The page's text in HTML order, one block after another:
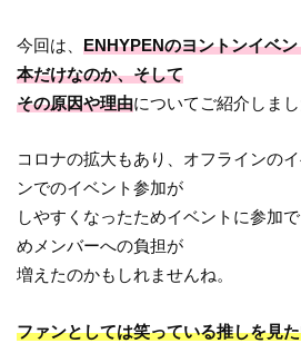
今回は、ENHYPENのヨントンイベ
本だけなのか、そして
その原因や理由についてご紹介しまし
コロナの拡大もあり、オフラインの
ンでのイベント参加が
しやすくなったためイベントに参加
めメンバーへの負担が
増えたのかもしれませんね。
ファンとしては笑っている推しを見